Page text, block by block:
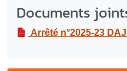
Documents
Arrêté n°2025-23 DAJ : portant modification de l’arrêté n°2025-13 DAJ